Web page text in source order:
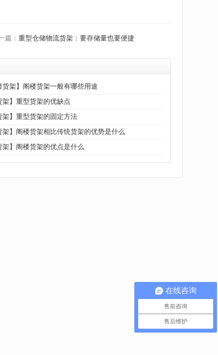
篇： 重型仓储物流货架：要存储量也要便捷
货架】阁楼货架一般有哪些用途
架】重型货架的优缺点
架】重型货架的固定方法
架】阁楼货架相比传统货架的优势是什么
架】阁楼货架的优点是什么
在线咨询
售前咨询
售后维护